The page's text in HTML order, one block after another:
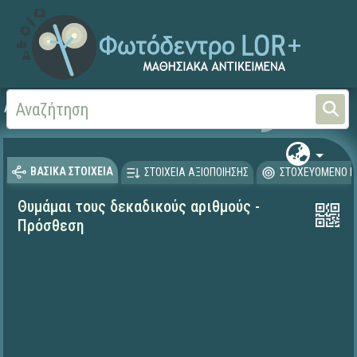
Αρχική
ΒΑΣΙΚΑ ΣΤΟΙΧΕΙΑ ΣΤΟΙΧΕΙΑ ΑΞΙΟΠΟΙΗΣΗΣ ΣΤΟΧΕΥΟΜΕΝΟ
Θυμάμαι τους δεκαδικούς αριθμούς -
Πρόσθεση